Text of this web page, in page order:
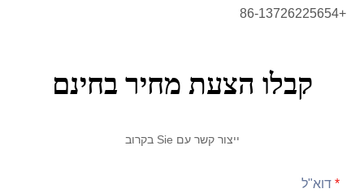
+86-13726225654
קבלו הצעת מחיר בחינם
ייצור קשר עם Sie בקרוב
דוא"ל